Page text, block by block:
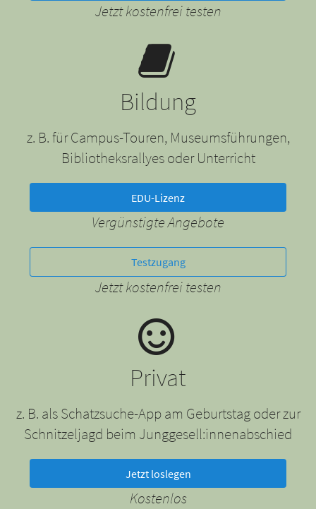
Jetzt kostenfrei testen
Bildung
z. B. für Campus-Touren, Museumsführungen,
Bibliotheksrallyes oder Unterricht
EDU-Lizenz
Vergünstigte Angebote
Testzugang
Jetzt kostenfrei testen
Privat
z. B. als Schatzsuche-App am Geburtstag oder zur
Schnitzeljagd beim Junggesell:innenabschied
Jetzt loslegen
Kostenlos